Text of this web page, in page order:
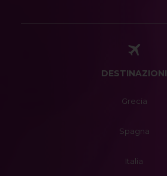
DESTINAZIONI
Grecia
Spagna
Italia